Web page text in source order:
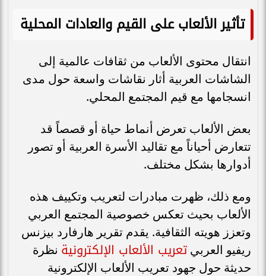
تأثير الألعاب على القيم والعادات المحلية
انتقال محتوى الألعاب من ثقافات عالمية إلى
الشاشات العربية أثار نقاشات واسعة حول مدى
انسجامها مع قيم المجتمع المحلي.
بعض الألعاب تعرض أنماط حياة أو قصصاً قد
تتعارض أحياناً مع تقاليد الأسرة العربية أو تصور
أدوارها بشكل مختلف.
ومع ذلك، ظهرت مبادرات لتعريب وتكييف هذه
الألعاب بحيث تعكس خصوصية المجتمع العربي
وتعزز هويته الثقافية. يقدم تقرير هارفارد بيزنس
ريفيو العربي تعريب الألعاب الإلكترونية نظرة
حديثة حول جهود تعريب الألعاب الإلكترونية